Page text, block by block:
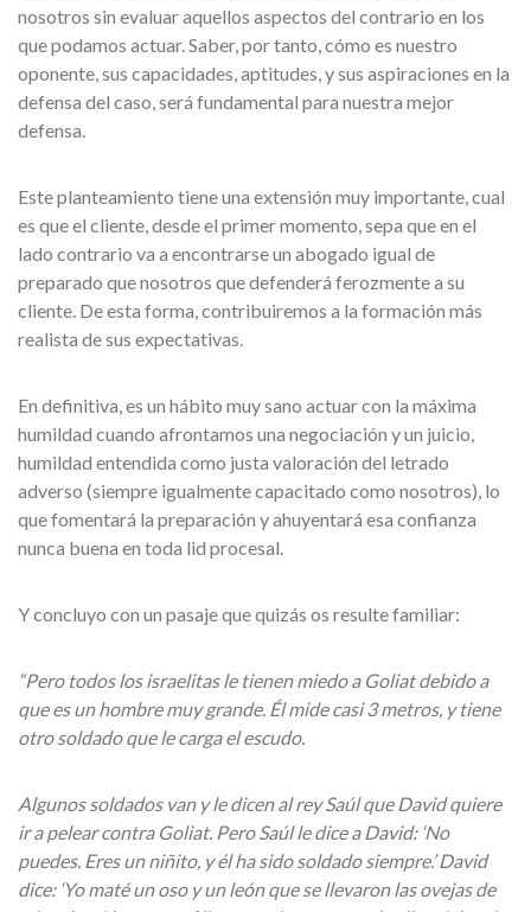
nosotros sin evaluar aquellos aspectos del contrario en los
que podamos actuar. Saber, por tanto, cómo es nuestro
oponente, sus capacidades, aptitudes, y sus aspiraciones en la
defensa del caso, será fundamental para nuestra mejor
defensa.
Este planteamiento tiene una extensión muy importante, cual
es que el cliente, desde el primer momento, sepa que en el
lado contrario va a encontrarse un abogado igual de
preparado que nosotros que defenderá ferozmente a su
cliente. De esta forma, contribuiremos a la formación más
realista de sus expectativas.
En definitiva, es un hábito muy sano actuar con la máxima
humildad cuando afrontamos una negociación y un juicio,
humildad entendida como justa valoración del letrado
adverso (siempre igualmente capacitado como nosotros), lo
que fomentará la preparación y ahuyentará esa confianza
nunca buena en toda lid procesal.
Y concluyo con un pasaje que quizás os resulte familiar:
“Pero todos los israelitas le tienen miedo a Goliat debido a
que es un hombre muy grande. Él mide casi 3 metros, y tiene
otro soldado que le carga el escudo.
Algunos soldados van y le dicen al rey Saúl que David quiere
ir a pelear contra Goliat. Pero Saúl le dice a David: ‘No
puedes. Eres un niñito, y él ha sido soldado siempre.’ David
dice: ‘Yo maté un oso y un león que se llevaron las ovejas de